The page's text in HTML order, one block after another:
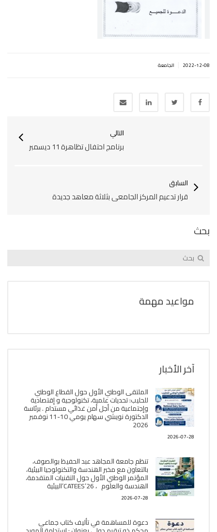
2022-12-08 الجامعة
التالي
برنامج احتفال تظاهرة 11 ديسمبر
السابق
قرار تدعيم المركز الجامعي بثلاثة معاهد جديدة
بحث
مواعيد مهمة
آخر الأخبار
الملتقى الوطني الأول حول القطاع الوطني
للحليب: تحديات علمية، تكنولوجية و إقتصادية
وإجتماعية من أجل أمن غذائي مستدام . برئاسة
الدكتورة نويشي سهام يومي 10-11 نوفمبر
2026
2026-07-28
تنظم جامعة المجاهد عبد الحفيظ بوالصوف،
بالتعاون مع مخبر الھندسة والتكنولوجيا البیئیة،
المؤتمر الوطني الأول حول التقنيات المتقدمة،
الھندسة والعلوم ، CATEES’26’البیئية
2026-07-28
دعوة للمساهمة في تأليف كتاب جماعي